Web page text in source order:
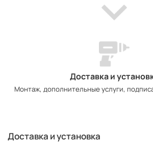
Доставка и
Монтаж, дополнительные услуги,
Доставка и установка